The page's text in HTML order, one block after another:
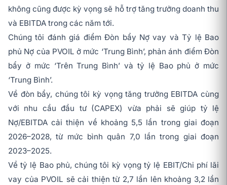
không cũng được kỳ vọng sẽ hỗ trợ tăng trưởng doanh thu
và EBITDA trong các năm tới.
Chúng tôi đánh giá điểm Đòn bẩy Nợ vay và Tỷ lệ Bao
phủ Nợ của PVOIL ở mức ‘Trung Bình’, phản ánh điểm Đòn
bẩy ở mức ‘Trên Trung Bình’ và tỷ lệ Bao phủ ở mức
‘Trung Bình’.
Về đòn bẩy, chúng tôi kỳ vọng tăng trưởng EBITDA cùng
với nhu cầu đầu tư (CAPEX) vừa phải sẽ giúp tỷ lệ
Nợ/EBITDA cải thiện về khoảng 5,5 lần trong giai đoạn
2026–2028, từ mức bình quân 7,0 lần trong giai đoạn
2023–2025.
Về tỷ lệ Bao phủ, chúng tôi kỳ vọng tỷ lệ EBIT/Chi phí lãi
vay của PVOIL sẽ cải thiện từ 2,7 lần lên khoảng 3,2 lần